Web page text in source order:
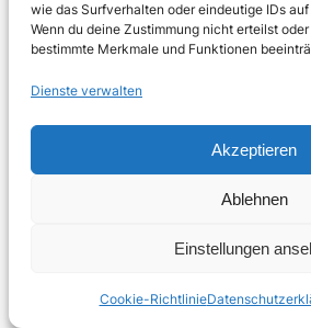
wie das Surfverhalten oder eindeutige IDs
Wenn du deine Zustimmung nicht erteilst
bestimmte Merkmale und Funktionen
Dienste verwalten
Akzeptieren
Ablehnen
Einstellungen
Cookie-Richtlinie
Ironie des Schicksals: Am Tag der
Buchmesse erreicht mich ein Brief von